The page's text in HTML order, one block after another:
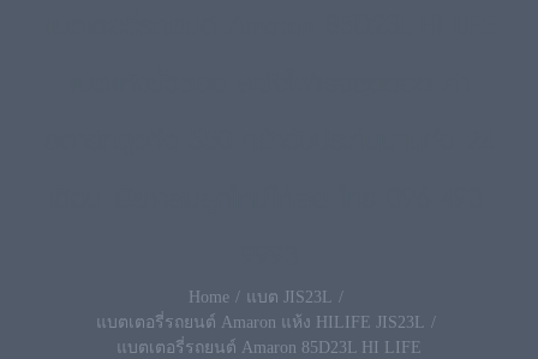
Home
แบต JIS23L
แบตเตอรี่รถยนต์ Amaron แห้ง HILIFE JIS23L
แบตเตอรี่รถยนต์ Amaron 85D23L HI LIFE